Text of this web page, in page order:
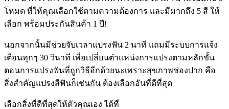
โหมด ที่ให้คุณเลือกใช้ตามความต้องการ และมีมากถึง 5 สี ให้
เลือก พร้อมประกันสินค้า 1 ปี!
นอกจากนั้นมีช่วยจับเวลาแปรงฟัน 2 นาที แถมมีระบบการแจ้ง
เตือนทุกๆ 30 วินาที เพื่อเปลี่ยนตำแหน่งการแปรงตามหลักขั้น
ตอนการแปรงฟันที่ถูกวิธีอีกด้วยนะเพราะสุขภาพช่องปาก คือ
สิ่งสำคัญแปรงสีฟันก็เช่นกัน ต้องเลือกอันที่ดีที่สุด
เลือกสิ่งที่ดีที่สุดให้ตัวคุณเอง ได้ที่